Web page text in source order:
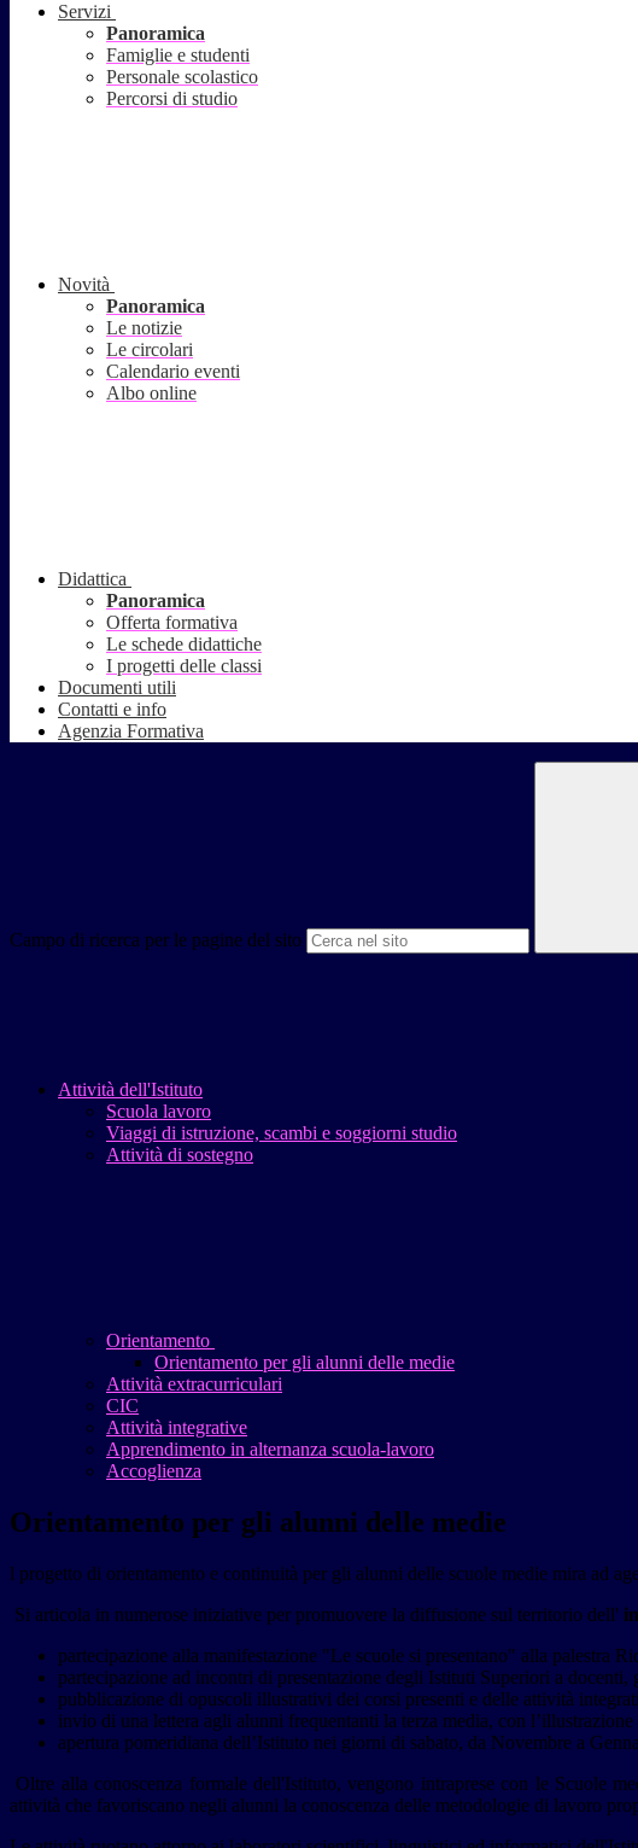
Servizi
Panoramica
Famiglie e studenti
Personale scolastico
Percorsi di studio
Novità
Panoramica
Le notizie
Le circolari
Calendario eventi
Albo online
Didattica
Panoramica
Offerta formativa
Le schede didattiche
I progetti delle classi
Documenti utili
Contatti e info
Agenzia Formativa
Campo di ricerca per le pagine del sito
Attività dell'Istituto
Scuola lavoro
Viaggi di istruzione, scambi e soggiorni studio
Attività di sostegno
Orientamento
Orientamento per gli alunni delle medie
Attività extracurriculari
CIC
Attività integrative
Apprendimento in alternanza scuola-lavoro
Accoglienza
Orientamento per gli alunni delle medie
l progetto di orientamento e continuità per gli alunni delle scuole medie mira ad
Si articola in numerose iniziative per promuovere la diffusione sul territorio dell'
partecipazione alla manifestazione "Le scuole si presentano" alla palestra
partecipazione ad incontri di presentazione degli Istituti Superiori a
pubblicazione di opuscoli illustrativi dei corsi presenti e delle attività
invio di una lettera agli alunni frequentanti la terza media, con
apertura pomeridiana dell’Istituto nei giorni di sabato, da Novembre a
Oltre alla conoscenza formale dell'Istituto, vengono intraprese con le Scuole
attività che favoriscano negli alunni la conoscenza delle metodologie di lavoro